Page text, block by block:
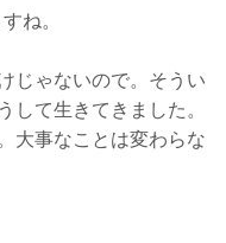
ね。
じゃないので。そうい
して生きてきました。
大事なことは変わらな